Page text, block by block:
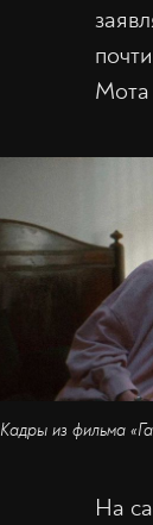
Мота
Кадры из фильма
На